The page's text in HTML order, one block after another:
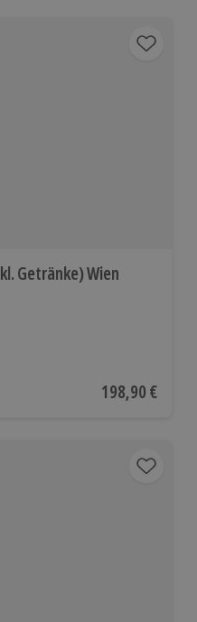
Getränke) Wien
auf 20 Bewertungen
Aktueller Preis
198,90 €